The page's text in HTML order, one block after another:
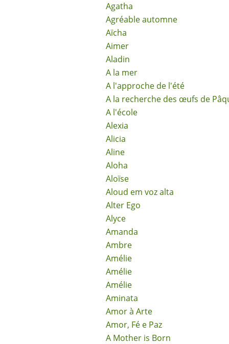
Agatha
Agréable automne
Aïcha
Aimer
Aladin
A la mer
A l'approche de l'été
A la recherche des œufs de
A l'école
Alexia
Alicia
Aline
Aloha
Aloïse
Aloud em voz alta
Alter Ego
Alyce
Amanda
Ambre
Amélie
Amélie
Amélie
Aminata
Amor à Arte
Amor, Fé e Paz
A Mother is Born